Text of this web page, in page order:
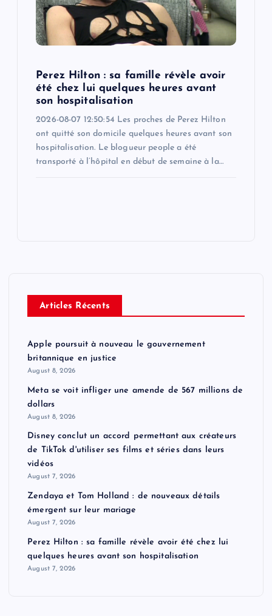
Perez Hilton : sa famille révèle avoir
été chez lui quelques heures avant
son hospitalisation
2026-08-07 12:50:54 Les proches de Perez Hilton
ont quitté son domicile quelques heures avant son
hospitalisation. Le blogueur people a été
transporté à l’hôpital en début de semaine à la…
Articles Récents
Apple poursuit à nouveau le gouvernement
britannique en justice
August 8, 2026
Meta se voit infliger une amende de 567 millions de
dollars
August 8, 2026
Disney conclut un accord permettant aux créateurs
de TikTok d'utiliser ses films et séries dans leurs
vidéos
August 7, 2026
Zendaya et Tom Holland : de nouveaux détails
émergent sur leur mariage
August 7, 2026
Perez Hilton : sa famille révèle avoir été chez lui
quelques heures avant son hospitalisation
August 7, 2026